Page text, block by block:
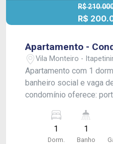
R$
R$
Apartamento -
Vila Monteiro -
Apartamento com 1
banheiro social e vaga
condomínio oferece:
quadra de basquete,
churrasqueira e
1
Dorm.
1
Banho